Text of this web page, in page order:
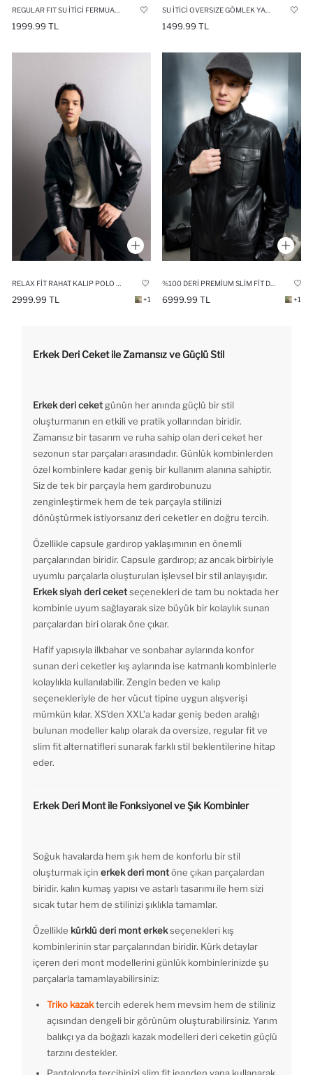
1999.99 TL 1499.99 TL
2999.99 TL +1 6999.99 TL +1
Erkek Deri Ceket ile Zamansız ve Güçlü Stil
Erkek deri ceketgünün her anında güçlü bir stil
oluşturmanın en etkili ve pratik yollarından biridir.
Zamansız bir tasarım ve ruha sahip olan deri ceket her
sezonun star parçaları arasındadır. Günlük kombinlerden
özel kombinlere kadar geniş bir kullanım alanına sahiptir.
Siz de tek bir parçayla hem gardırobunuzu
zenginleştirmek hem de tek parçayla stilinizi
dönüştürmek istiyorsanız deri ceketler en doğru tercih.
Özellikle capsule gardırop yaklaşımının en önemli
parçalarından biridir. Capsule gardırop; az ancak birbiriyle
uyumlu parçalarla oluşturulan işlevsel bir stil anlayışıdır.
Erkek siyah deri ceketseçenekleri de tam bu noktada her
kombinle uyum sağlayarak size büyük bir kolaylık sunan
parçalardan biri olarak öne çıkar.
Hafif yapısıyla ilkbahar ve sonbahar aylarında konfor
sunan deri ceketler kış aylarında ise katmanlı kombinlerle
kolaylıkla kullanılabilir. Zengin beden ve kalıp
seçenekleriyle de her vücut tipine uygun alışverişi
mümkün kılar. XS’den XXL’a kadar geniş beden aralığı
bulunan modeller kalıp olarak da oversize, regular fit ve
slim fit alternatifleri sunarak farklı stil beklentilerine hitap
eder.
Erkek Deri Mont ile Fonksiyonel ve Şık Kombinler
Soğuk havalarda hem şık hem de konforlu bir stil
oluşturmak için erkek deri montöne çıkan parçalardan
biridir. kalın kumaş yapısı ve astarlı tasarımı ile hem sizi
sıcak tutar hem de stilinizi şıklıkla tamamlar.
Özellikle kürklü deri mont erkekseçenekleri kış
kombinlerinin star parçalarından biridir. Kürk detaylar
içeren deri mont modellerini günlük kombinlerinizde şu
parçalarla tamamlayabilirsiniz:
Triko kazaktercih ederek hem mevsim hem de stiliniz
açısından dengeli bir görünüm oluşturabilirsiniz. Yarım
balıkçı ya da boğazlı kazak modelleri deri ceketin güçlü
tarzını destekler.